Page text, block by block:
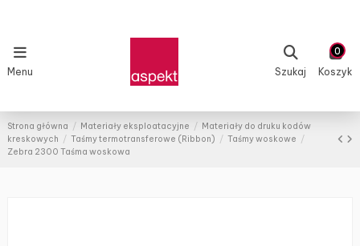
Menu Szukaj
0
Koszyk
Strona główna Materiały eksploatacyjne
Materiały do druku kodów
kreskowych
Taśmy termotransferowe (Ribbon)
Taśmy woskowe
Zebra 2300 Taśma woskowa